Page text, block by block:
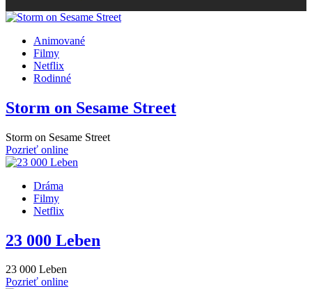
Animované
Filmy
Netflix
Rodinné
Storm on Sesame Street
Storm on Sesame Street
Pozrieť online
Dráma
Filmy
Netflix
23 000 Leben
23 000 Leben
Pozrieť online